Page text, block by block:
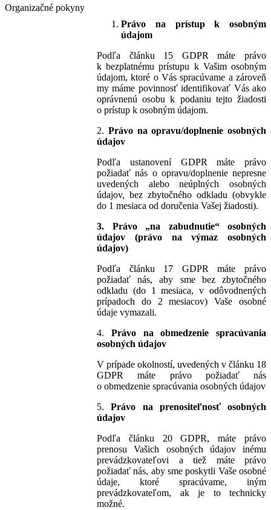
Organizačné pokyny
Právo na prístup k osobným
údajom
Podľa článku 15 GDPR máte právo
k bezplatnému prístupu k Vašim osobným
údajom, ktoré o Vás spracúvame a zároveň
my máme povinnosť identifikovať Vás ako
oprávnenú osobu k podaniu tejto žiadosti
o prístup k osobným údajom.
2. Právo na opravu/doplnenie osobných
údajov
Podľa ustanovení GDPR máte právo
požiadať nás o opravu/doplnenie nepresne
uvedených alebo neúplných osobných
údajov, bez zbytočného odkladu (obvykle
do 1 mesiaca od doručenia Vašej žiadosti).
3. Právo „na zabudnutie“ osobných
údajov (právo na výmaz osobných
údajov)
Podľa článku 17 GDPR máte právo
požiadať nás, aby sme bez zbytočného
odkladu (do 1 mesiaca, v odôvodnených
prípadoch do 2 mesiacov) Vaše osobné
údaje vymazali.
4. Právo na obmedzenie spracúvania
osobných údajov
V prípade okolností, uvedených v článku 18
GDPR máte právo požiadať nás
o obmedzenie spracúvania osobných údajov
5.Právo na prenositeľnosť osobných
údajov
Podľa článku 20 GDPR, máte právo
prenosu Vašich osobných údajov inému
prevádzkovateľovi a tiež máte právo
požiadať nás, aby sme poskytli Vaše osobné
údaje, ktoré spracúvame, iným
prevádzkovateľom, ak je to technicky
možné.